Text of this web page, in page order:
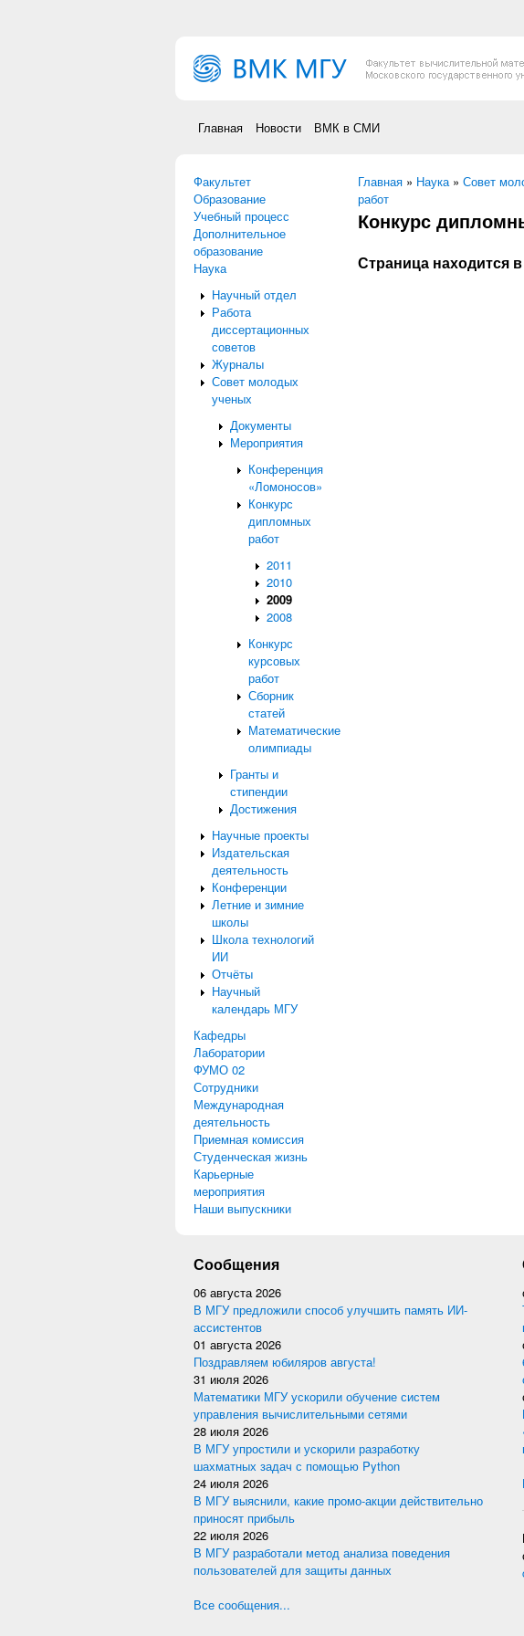
Главная Новости ВМК в СМИ
Факультет
Образование
Учебный процесс
Дополнительное
образование
Наука
Научный отдел
Работа
диссертационных
советов
Журналы
Совет молодых
ученых
Документы
Мероприятия
Конференция
«Ломоносов»
Конкурс
дипломных
работ
2011
2010
2009
2008
Конкурс
курсовых
работ
Сборник
статей
Математические
олимпиады
Гранты и
стипендии
Достижения
Научные проекты
Издательская
деятельность
Конференции
Летние и зимние
школы
Школа технологий
ИИ
Отчёты
Научный
календарь МГУ
Кафедры
Лаборатории
ФУМО 02
Сотрудники
Международная
деятельность
Приемная комиссия
Студенческая жизнь
Карьерные
мероприятия
Наши выпускники
Вы здесь
Главная » Наука» Совет
работ
Конкурс
Страница находится
Сообщения
06 августа 2026
В МГУ предложили способ улучшить память ИИ-
ассистентов
01 августа 2026
Поздравляем юбиляров августа!
31 июля 2026
Математики МГУ ускорили обучение систем
управления вычислительными сетями
28 июля 2026
В МГУ упростили и ускорили разработку
шахматных задач с помощью Python
24 июля 2026
В МГУ выяснили, какие промо-акции действительно
приносят прибыль
22 июля 2026
В МГУ разработали метод анализа поведения
пользователей для защиты данных
Все сообщения...